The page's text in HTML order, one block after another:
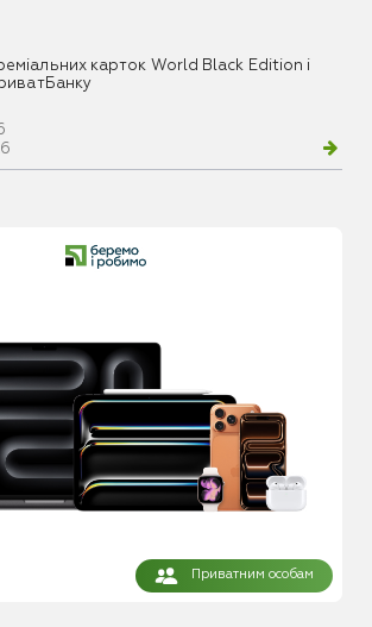
карток World Black Edition і
Приватним особам